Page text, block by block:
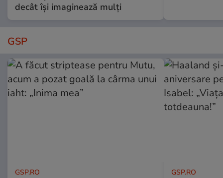
decât își imaginează mulți
GSP
GSP.RO GSP.RO